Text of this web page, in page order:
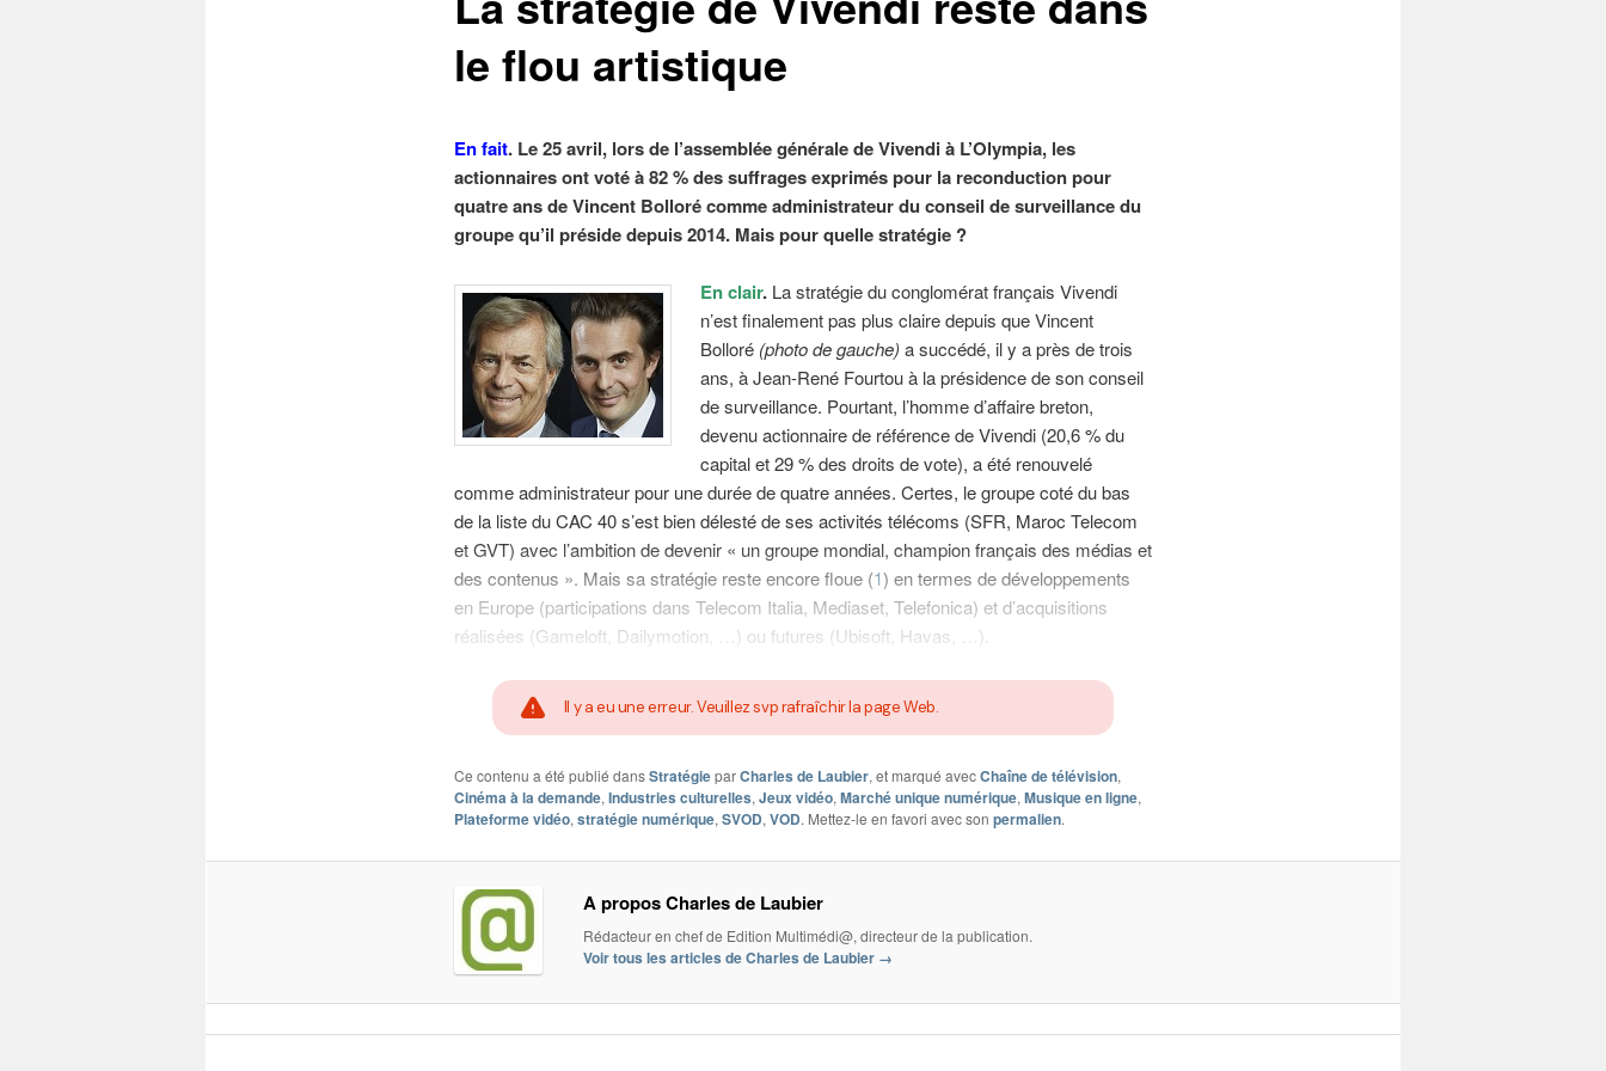
le flou artistique
En fait. Le 25 avril, lors de l’assemblée générale de Vivendi à L’Olympia, les
actionnaires ont voté à 82 % des suffrages exprimés pour la reconduction pour
quatre ans de Vincent Bolloré comme administrateur du conseil de surveillance du
groupe qu’il préside depuis 2014. Mais pour quelle stratégie ?
En clair. La stratégie du conglomérat français Vivendi
n’est finalement pas plus claire depuis que Vincent
Bolloré (photo de gauche) a succédé, il y a près de trois
ans, à Jean-René Fourtou à la présidence de son conseil
de surveillance. Pourtant, l’homme d’affaire breton,
devenu actionnaire de référence de Vivendi (20,6 % du
capital et 29 % des droits de vote), a été renouvelé
comme administrateur pour une durée de quatre années. Certes, le groupe coté du bas
de la liste du CAC 40 s’est bien délesté de ses activités télécoms (SFR, Maroc Telecom
et GVT) avec l’ambition de devenir « un groupe mondial, champion français des médias et
des contenus ». Mais sa stratégie reste encore floue (1) en termes de développements
en Europe (participations dans Telecom Italia, Mediaset, Telefonica) et d’acquisitions
réalisées (Gameloft, Dailymotion, …) ou futures (Ubisoft, Havas, …).
Il y a eu une erreur. Veuillez svp rafraîchir la page Web.
Ce contenu a été publié dansStratégieparCharles de Laubier, et marqué avecChaîne de télévision,
Cinéma à la demande, Industries culturelles, Jeux vidéo, Marché unique numérique, Musique en ligne,
Plateforme vidéo, stratégie numérique, SVOD, VOD. Mettez-le en favori avec son permalien.
A propos Charles de Laubier
Rédacteur en chef de Edition Multimédi@, directeur de la publication.
Voir tous les articles de Charles de Laubier →